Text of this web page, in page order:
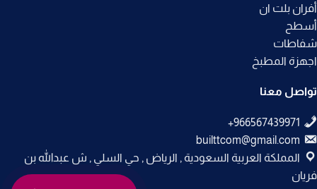
أفران بلت ان
أسطح
شفاطات
اجهزة المطبخ
تواصل معنا
builttcom@gmail.com
المملكة العربية السعودية , الرياض , حي السلي , ش عبدالله بن
فريان